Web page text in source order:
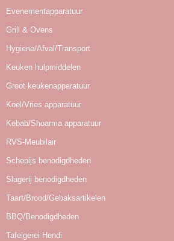
Evenementapparatuur
Grill & Ovens
Hygiene/Afval/Transport
Keuken hulpmiddelen
Groot keukenapparatuur
Koel/Vries apparatuur
Kebab/Shoarma apparatuur
RVS-Meubilair
Schepijs benodigdheden
Slagerij benodigdheden
Taart/Brood/Gebaksartikelen
BBQ/Benodigdheden
Tafelgerei Hendi